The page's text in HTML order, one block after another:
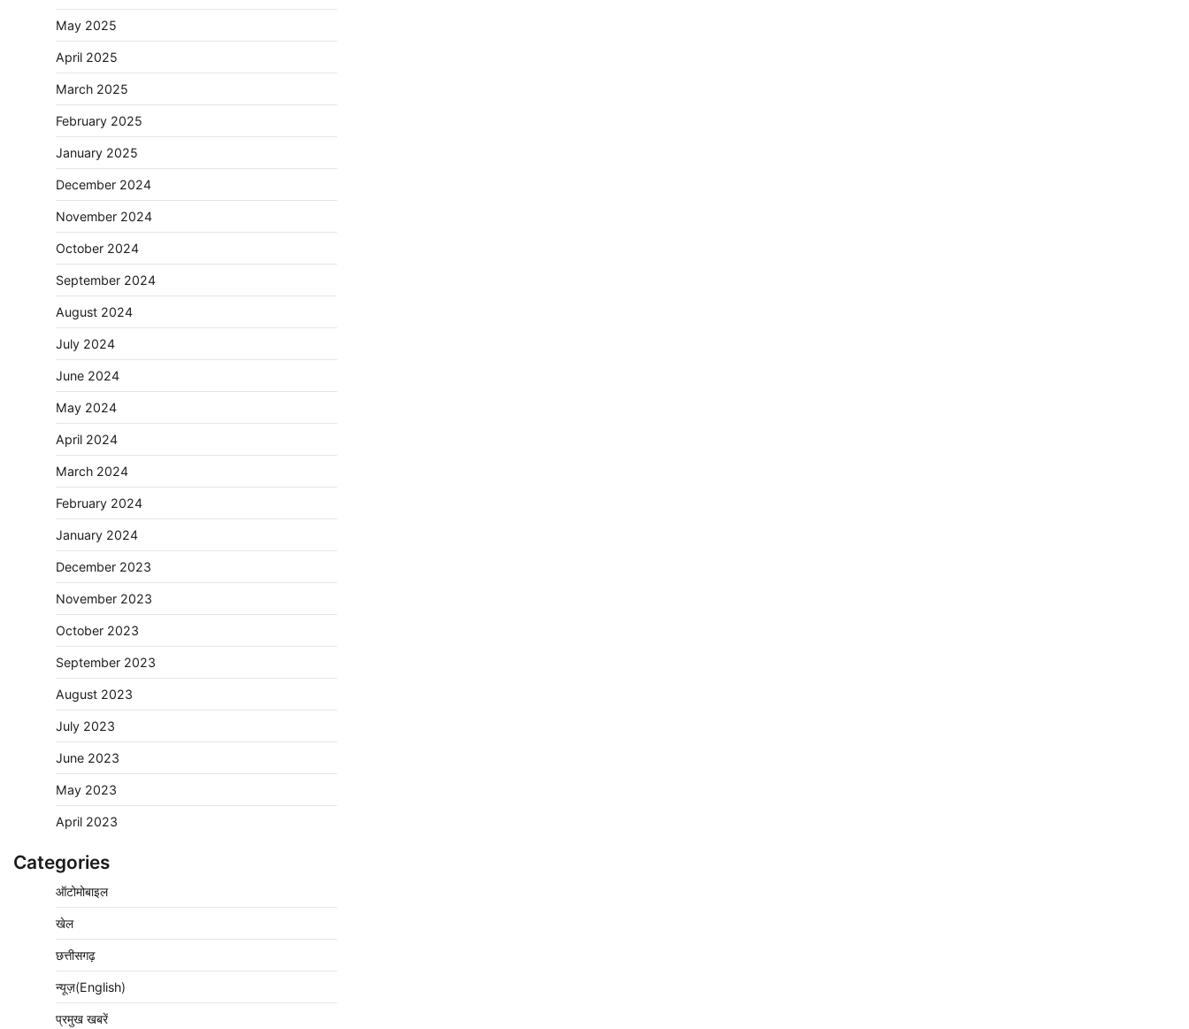
May 2025
April 2025
March 2025
February 2025
January 2025
December 2024
November 2024
October 2024
September 2024
August 2024
July 2024
June 2024
May 2024
April 2024
March 2024
February 2024
January 2024
December 2023
November 2023
October 2023
September 2023
August 2023
July 2023
June 2023
May 2023
April 2023
Categories
ऑटोमोबाइल
खेल
छत्तीसगढ़
न्यूज़(English)
प्रमुख खबरें